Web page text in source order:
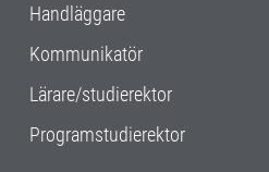
Handläggare
Kommunikatör
Lärare/studierektor
Programstudierektor